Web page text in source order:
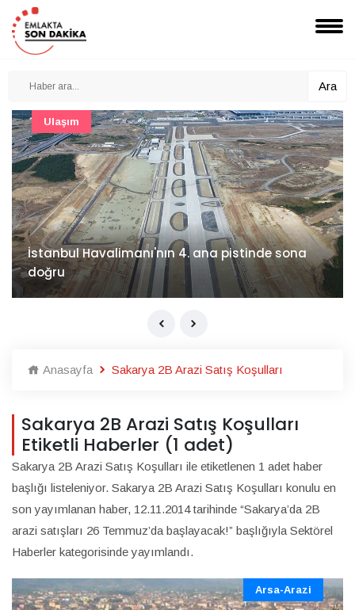
Ara
İzocam'da Metriks Sistemi ile akıllı üretim
dönemi başladı
Şirket Haberleri
Anasayfa Sakarya 2B Arazi Satış Koşulları
Sakarya 2B Arazi Satış Koşulları
Etiketli Haberler (1 adet)
Sakarya 2B Arazi Satış Koşulları ile etiketlenen 1 adet haber
başlığı listeleniyor. Sakarya 2B Arazi Satış Koşulları konulu en
son yayımlanan haber, 12.11.2014 tarihinde “Sakarya’da 2B
arazi satışları 26 Temmuz’da başlayacak!” başlığıyla Sektörel
Haberler kategorisinde yayımlandı.
Arsa-Arazi